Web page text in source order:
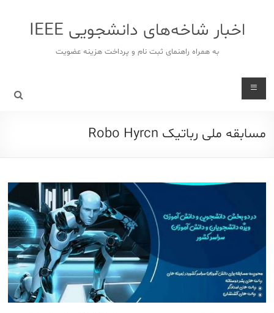
اخبار شاخه‌های دانشجویی IEEE
به همراه راهنمای ثبت نام و پرداخت هزینه عضویت
مسابقه ملی رباتیک Robo Hyrcn